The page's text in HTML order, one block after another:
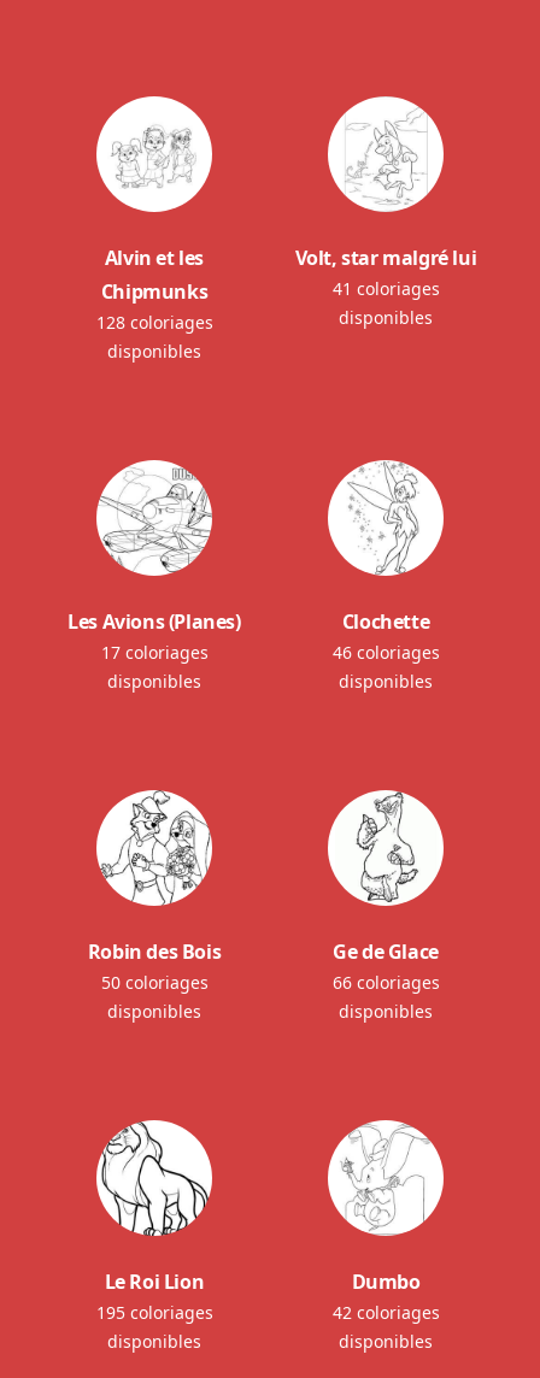
Alvin et les
Chipmunks
128 coloriages
disponibles
Volt, star malgré lui
41 coloriages
disponibles
Les Avions (Planes)
17 coloriages
disponibles
Clochette
46 coloriages
disponibles
Robin des Bois
50 coloriages
disponibles
Ge de Glace
66 coloriages
disponibles
Le Roi Lion
195 coloriages
disponibles
Dumbo
42 coloriages
disponibles